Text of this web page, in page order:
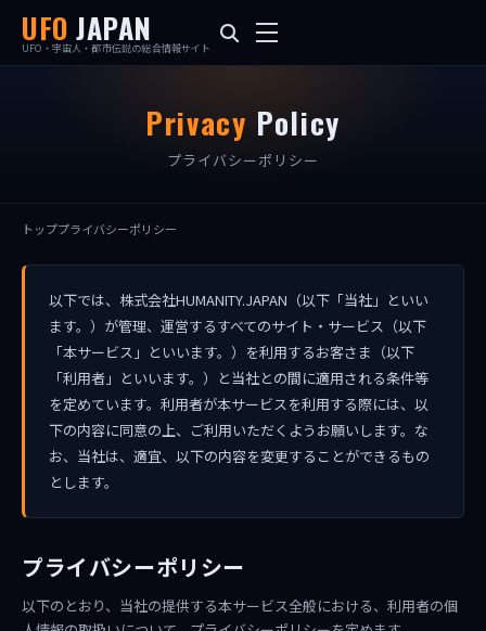
UFO JAPAN
UFO・宇宙人・都市伝説の総合情報サイト
Privacy Policy
プライバシーポリシー
トッププライバシーポリシー
以下では、株式会社HUMANITY.JAPAN（以下「当社」といい
ます。）が管理、運営するすべてのサイト・サービス（以下
「本サービス」といいます。）を利用するお客さま（以下
「利用者」といいます。）と当社との間に適用される条件等
を定めています。利用者が本サービスを利用する際には、以
下の内容に同意の上、ご利用いただくようお願いします。な
お、当社は、適宜、以下の内容を変更することができるもの
とします。
プライバシーポリシー
以下のとおり、当社の提供する本サービス全般における、利用者の個